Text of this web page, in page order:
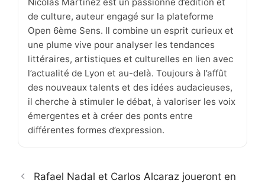
de culture, auteur engagé sur la plateforme
Open 6ème Sens. Il combine un esprit curieux et
une plume vive pour analyser les tendances
littéraires, artistiques et culturelles en lien avec
l’actualité de Lyon et au-delà. Toujours à l’affût
des nouveaux talents et des idées audacieuses,
il cherche à stimuler le débat, à valoriser les voix
émergentes et à créer des ponts entre
différentes formes d’expression.
Rafael Nadal et Carlos Alcaraz joueront en